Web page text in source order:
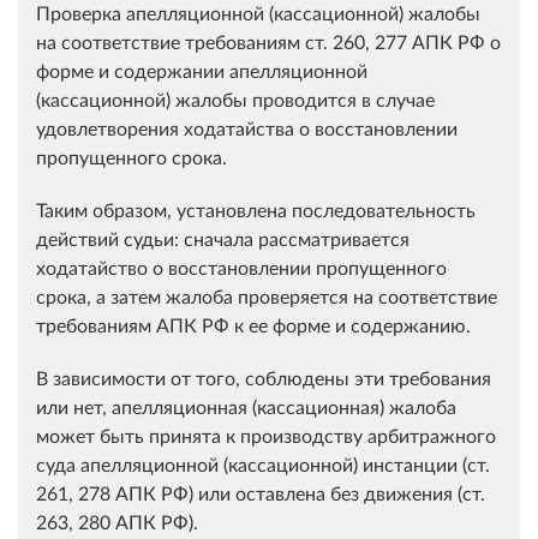
Проверка апелляционной (кассационной) жалобы
на соответствие требованиям ст. 260, 277 АПК РФ о
форме и содержании апелляционной
(кассационной) жалобы проводится в случае
удовлетворения ходатайства о восстановлении
пропущенного срока.
Таким образом, установлена последовательность
действий судьи: сначала рассматривается
ходатайство о восстановлении пропущенного
срока, а затем жалоба проверяется на соответствие
требованиям АПК РФ к ее форме и содержанию.
В зависимости от того, соблюдены эти требования
или нет, апелляционная (кассационная) жалоба
может быть принята к производству арбитражного
суда апелляционной (кассационной) инстанции (ст.
261, 278 АПК РФ) или оставлена без движения (ст.
263, 280 АПК РФ).